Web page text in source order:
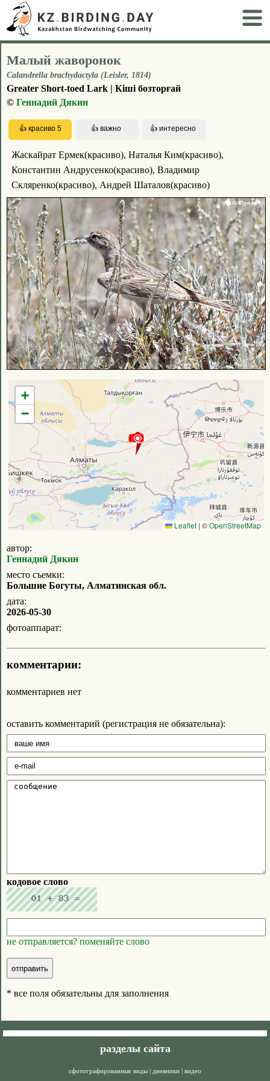
Малый жаворонок
Calandrella brachydactyla (Leisler, 1814)
Greater Short-toed Lark | Кіші бозторғай
© Геннадий Дякин
Жаскайрат Ермек(красиво), Наталья Ким(красиво),
Константин Андрусенко(красиво), Владимир
Скляренко(красиво), Андрей Шаталов(красиво)
+
−
Leaflet | ©OpenStreetMap
автор:
Геннадий Дякин
место съемки:
Большие Богуты, Алматинская обл.
дата:
2026-05-30
фотоаппарат:
комментарии:
комментариев нет
оставить комментарий (регистрация не обязательна):
кодовое слово
не отправляется? поменяйте слово
* все поля обязательны для заполнения
разделы сайта
сфотографированные виды дневники видео